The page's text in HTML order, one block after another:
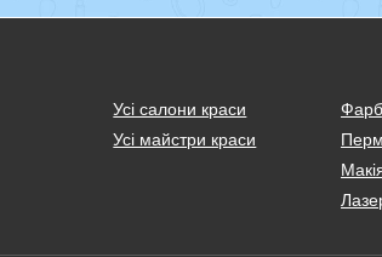
Усі салони краси
Усі майстри краси